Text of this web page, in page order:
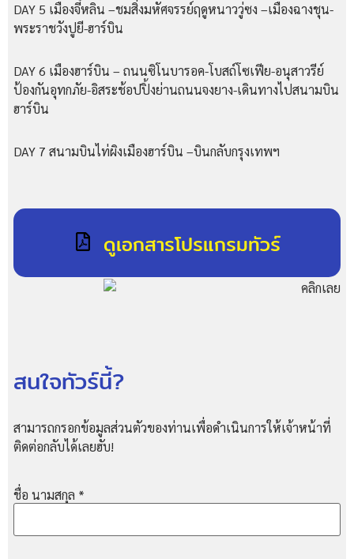
DAY 5 เมืองจี๋หลิน –ชมสิ่งมหัศจรรย์ฤดูหนาววู่ซง –เมืองฉางชุน-
พระราชวังปูยี-ฮาร์บิน
DAY 6 เมืองฮาร์บิน – ถนนซิโนบารอค-โบสถ์โซเฟีย-อนุสาวรีย์
ป้องกันอุทกภัย-อิสระช้อปปิ้งย่านถนนจงยาง-เดินทางไปสนามบิน
ฮาร์บิน
DAY 7 สนามบินไท่ผิงเมืองฮาร์บิน –บินกลับกรุงเทพฯ
ดูเอกสารโปรแกรมทัวร์
สนใจทัวร์นี้?
สามารถกรอกข้อมูลส่วนตัวของท่านเพื่อดำเนินการให้เจ้าหน้าที่
ติดต่อกลับได้เลยฮับ!
ชื่อ นามสกุล *